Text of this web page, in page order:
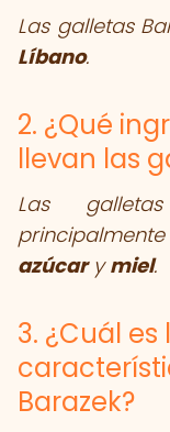
Las galletas
Líbano.
2. ¿Qué
llevan las
Las
azúcarymiel.
3. ¿Cuál
Barazek?